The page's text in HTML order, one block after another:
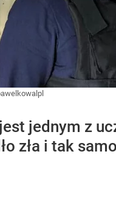
jednym z
zła i tak